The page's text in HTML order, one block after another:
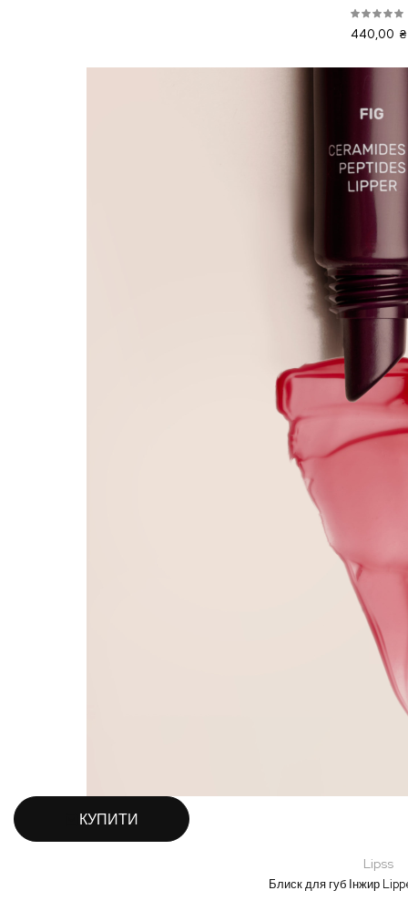
440,00 ₴
КУПИТИ
Lipss
Блиск для губ Інжир